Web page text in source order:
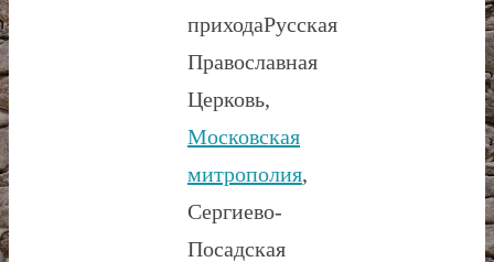
приходаРусская
Православная
Церковь,
Московская
митрополия,
Сергиево-
Посадская